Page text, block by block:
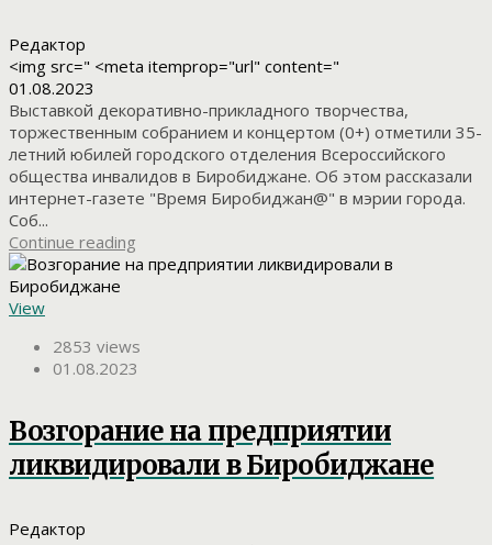
Редактор
<img src=" <meta itemprop="url" content="
01.08.2023
Выставкой декоративно-прикладного творчества,
торжественным собранием и концертом (0+) отметили 35-
летний юбилей городского отделения Всероссийского
общества инвалидов в Биробиджане. Об этом рассказали
интернет-газете "Время Биробиджан@" в мэрии города.
Соб...
Continue reading
View
2853 views
01.08.2023
Возгорание на предприятии
ликвидировали в Биробиджане
Редактор